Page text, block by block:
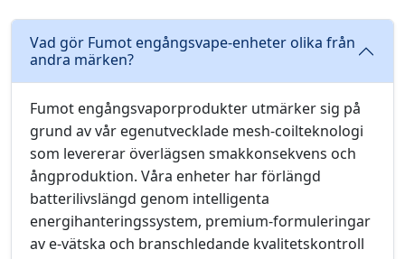
Vad gör Fumot engångsvape-enheter olika från
andra märken?
Fumot engångsvaporprodukter utmärker sig på
grund av vår egenutvecklade mesh-coilteknologi
som levererar överlägsen smakkonsekvens och
ångproduktion. Våra enheter har förlängd
batterilivslängd genom intelligenta
energihanteringssystem, premium-formuleringar
av e-vätska och branschledande kvalitetskontroll